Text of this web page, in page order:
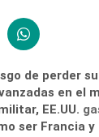
de perder
en el
EE.UU.
ser Francia